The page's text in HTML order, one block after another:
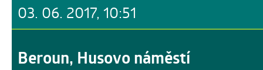
03. 06. 2017, 10:51
Beroun, Husovo náměstí